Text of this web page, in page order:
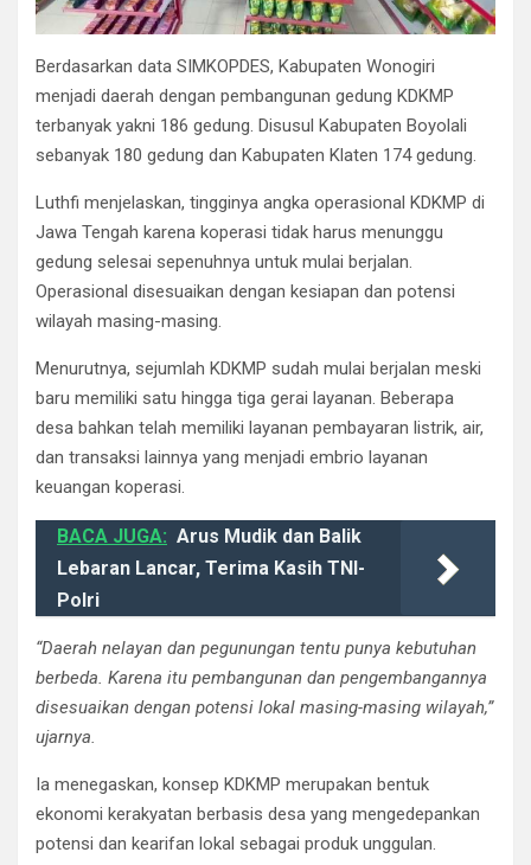
Berdasarkan data SIMKOPDES, Kabupaten Wonogiri
menjadi daerah dengan pembangunan gedung KDKMP
terbanyak yakni 186 gedung. Disusul Kabupaten Boyolali
sebanyak 180 gedung dan Kabupaten Klaten 174 gedung.
Luthfi menjelaskan, tingginya angka operasional KDKMP di
Jawa Tengah karena koperasi tidak harus menunggu
gedung selesai sepenuhnya untuk mulai berjalan.
Operasional disesuaikan dengan kesiapan dan potensi
wilayah masing-masing.
Menurutnya, sejumlah KDKMP sudah mulai berjalan meski
baru memiliki satu hingga tiga gerai layanan. Beberapa
desa bahkan telah memiliki layanan pembayaran listrik, air,
dan transaksi lainnya yang menjadi embrio layanan
keuangan koperasi.
BACA JUGA: Arus Mudik dan Balik
Lebaran Lancar, Terima Kasih TNI-
Polri
“Daerah nelayan dan pegunungan tentu punya kebutuhan
berbeda. Karena itu pembangunan dan pengembangannya
disesuaikan dengan potensi lokal masing-masing wilayah,”
ujarnya.
Ia menegaskan, konsep KDKMP merupakan bentuk
ekonomi kerakyatan berbasis desa yang mengedepankan
potensi dan kearifan lokal sebagai produk unggulan.